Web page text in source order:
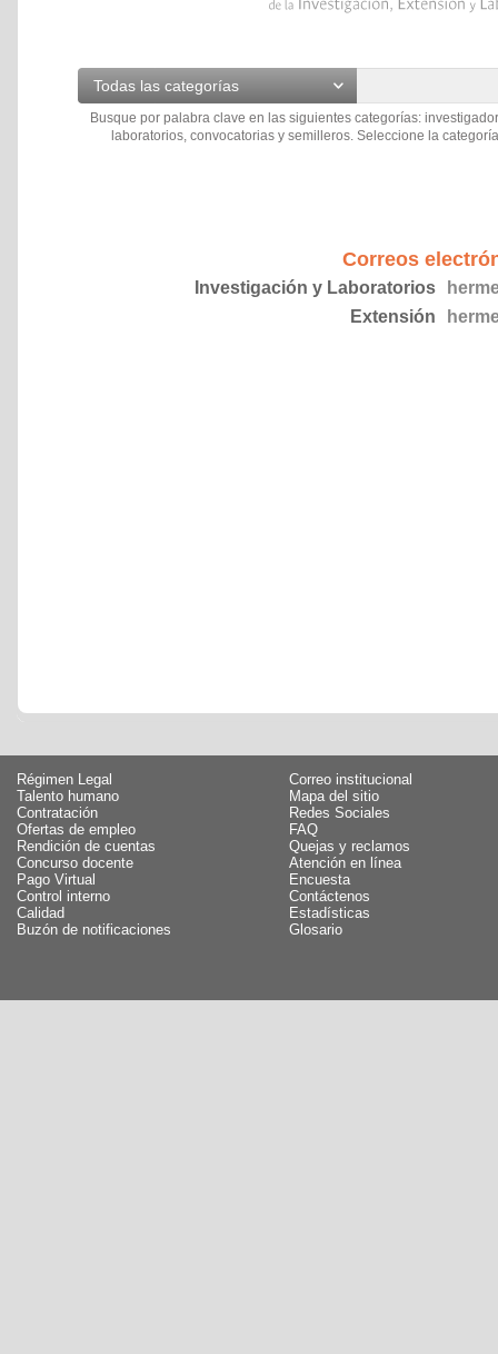
Todas las categorías
Busque por palabra clave en las siguientes categorías:
laboratorios, convocatorias y semilleros. Seleccione la
Correos
Investigación y Laboratorios
Extensión
Régimen Legal
Talento humano
Contratación
Ofertas de empleo
Rendición de cuentas
Concurso docente
Pago Virtual
Control interno
Calidad
Buzón de notificaciones
Correo institucional
Mapa del sitio
Redes Sociales
FAQ
Quejas y reclamos
Atención en línea
Encuesta
Contáctenos
Estadísticas
Glosario